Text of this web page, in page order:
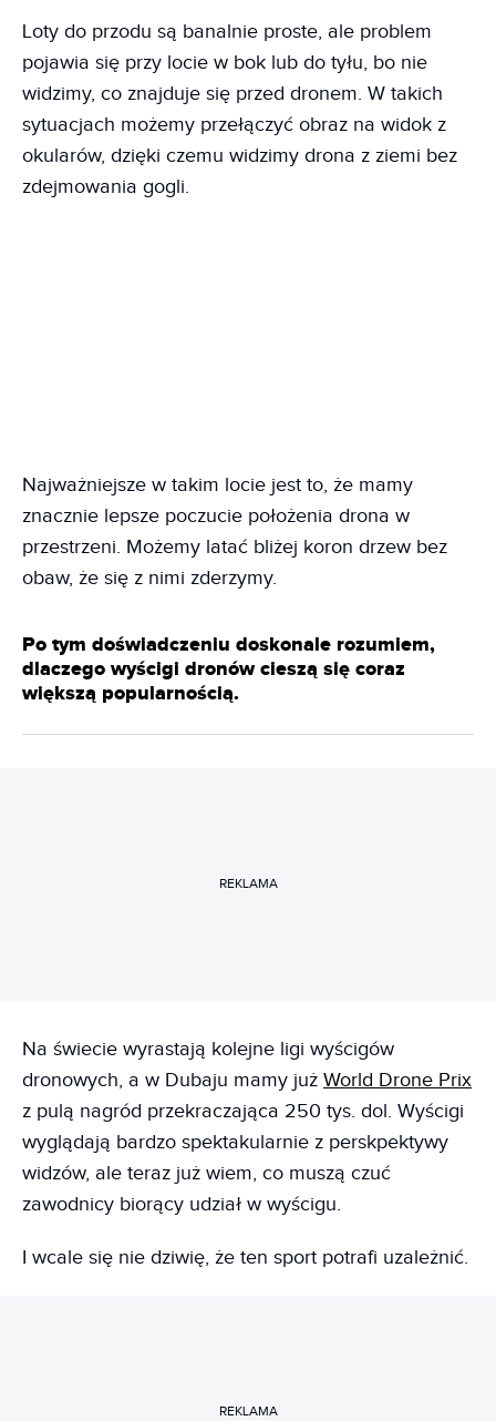
Loty do przodu są banalnie proste, ale problem
pojawia się przy locie w bok lub do tyłu, bo nie
widzimy, co znajduje się przed dronem. W takich
sytuacjach możemy przełączyć obraz na widok z
okularów, dzięki czemu widzimy drona z ziemi bez
zdejmowania gogli.
Najważniejsze w takim locie jest to, że mamy
znacznie lepsze poczucie położenia drona w
przestrzeni. Możemy latać bliżej koron drzew bez
obaw, że się z nimi zderzymy.
Po tym doświadczeniu doskonale rozumiem,
dlaczego wyścigi dronów cieszą się coraz
większą popularnością.
REKLAMA
Na świecie wyrastają kolejne ligi wyścigów
dronowych, a w Dubaju mamy już World Drone Prix
z pulą nagród przekraczająca 250 tys. dol. Wyścigi
wyglądają bardzo spektakularnie z perskpektywy
widzów, ale teraz już wiem, co muszą czuć
zawodnicy biorący udział w wyścigu.
I wcale się nie dziwię, że ten sport potrafi uzależnić.
REKLAMA